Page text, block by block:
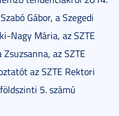
Gábor, a Szegedi
Nagy Mária, az SZTE
az SZTE
az SZTE Rektori
5. számú